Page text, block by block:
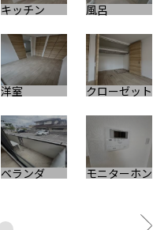
キッチン 風呂
洋室 クローゼット
ベランダ モニターホン